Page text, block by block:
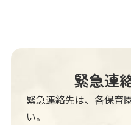
緊急連
緊急連絡先は、各保育
い。